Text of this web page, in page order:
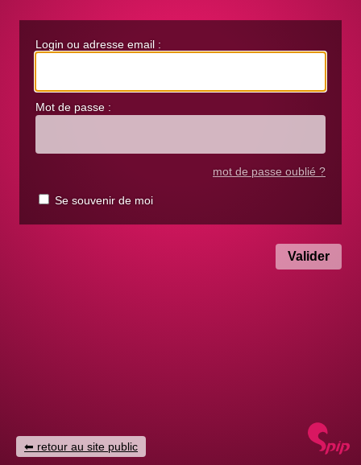
Login ou adresse email :
Mot de passe :
mot de passe oublié ?
Se souvenir de moi
retour au site public